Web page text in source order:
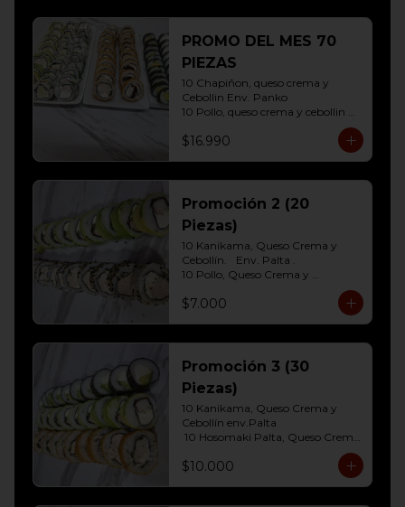
Env. Palta
10 Hosomaki ( Palta)
PROMO DEL MES 70
PIEZAS
10 Chapiñon, queso crema y
Cebollin Env. Panko
10 Pollo, queso crema y cebollin
10 Palmito, queso crema y palta
Palta Env. Cibulette
10 Pollo, queso crema y cebollin
Env. Palta
10 Hosomaki (Queso crema)
10 Hosomaki ( Palta)
$16.990
Promoción 2 (20
Piezas)
10 Kanikama, Queso Crema y
Cebollín.	Env. Palta .
10 Pollo, Queso Crema y
frito
$7.000
Promoción 3 (30
Piezas)
10 Kanikama, Queso Crema y
Cebollín env.Palta
10 Hosomaki Palta, Queso Crema
10 Pollo, Queso Crema y Cebollin
Env. Frito
$10.000